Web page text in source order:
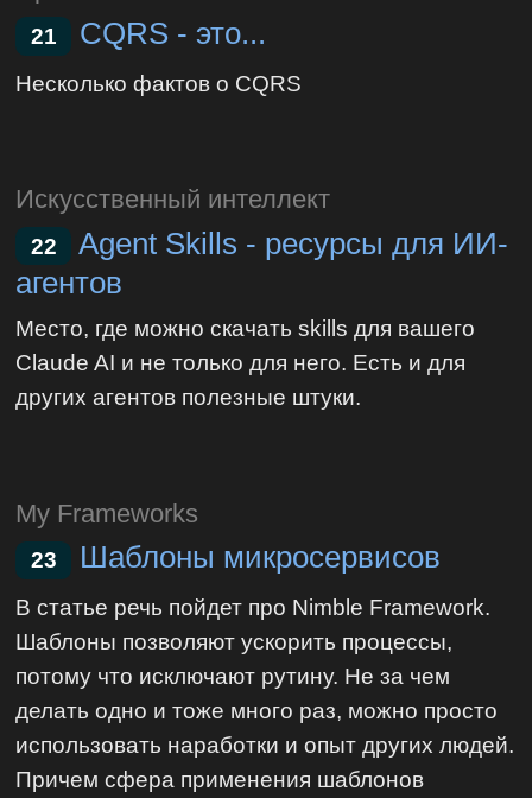
21 CQRS - это...
Несколько фактов о CQRS
Искусственный интеллект
22
Agent Skills - ресурсы для ИИ-
агентов
Место, где можно скачать skills для вашего
Claude AI и не только для него. Есть и для
других агентов полезные штуки.
My Frameworks
23 Шаблоны микросервисов
В статье речь пойдет про Nimble Framework.
Шаблоны позволяют ускорить процессы,
потому что исключают рутину. Не за чем
делать одно и тоже много раз, можно просто
использовать наработки и опыт других людей.
Причем сфера применения шаблонов